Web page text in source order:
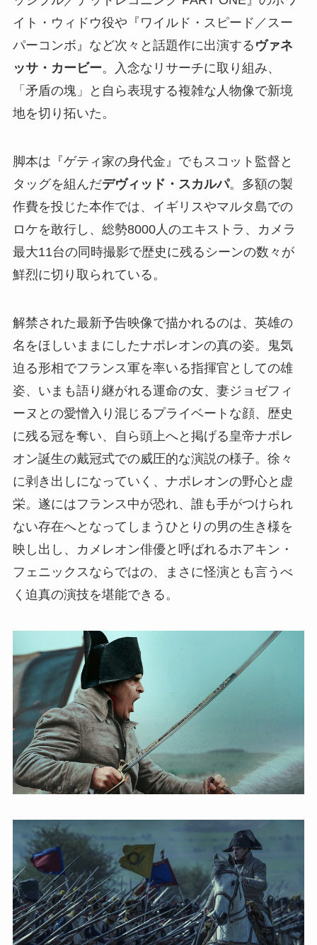
イト・ウィドウ役や『ワイルド・スピード／スー
パーコンボ』など次々と話題作に出演する ヴァネ
ッサ・カービー。入念なリサーチに取り組み、
「矛盾の塊」と自ら表現する複雑な人物像で新境
地を切り拓いた。
脚本は『ゲティ家の身代金』でもスコット監督と
タッグを組んだデヴィッド・スカルパ。多額の製
作費を投じた本作では、イギリスやマルタ島での
ロケを敢行し、総勢8000人のエキストラ、カメラ
最大11台の同時撮影で歴史に残るシーンの数々が
鮮烈に切り取られている。
解禁された最新予告映像で描かれるのは、英雄の
名をほしいままにしたナポレオンの真の姿。鬼気
迫る形相でフランス軍を率いる指揮官としての雄
姿、いまも語り継がれる運命の女、妻ジョゼフィ
ーヌとの愛憎入り混じるプライベートな顔、歴史
に残る冠を奪い、自ら頭上へと掲げる皇帝ナポレ
オン誕生の戴冠式での威圧的な演説の様子。徐々
に剥き出しになっていく、ナポレオンの野心と虚
栄。遂にはフランス中が恐れ、誰も手がつけられ
ない存在へとなってしまうひとりの男の生き様を
映し出し、カメレオン俳優と呼ばれるホアキン・
フェニックスならではの、まさに怪演とも言うべ
く迫真の演技を堪能できる。